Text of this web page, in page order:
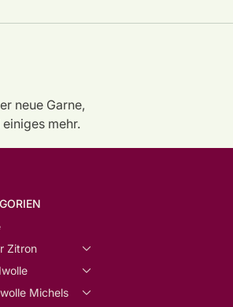
neue Garne,
mehr.
Zitron
Michels